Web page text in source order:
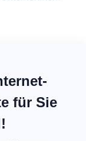
für Sie